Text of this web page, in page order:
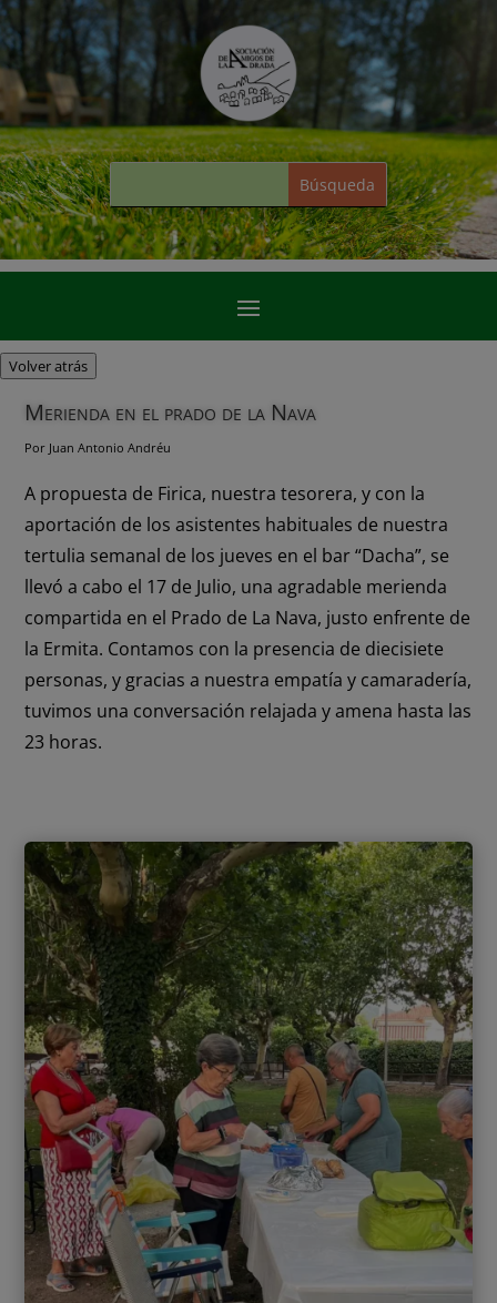
Volver atrás
Merienda en el prado de la Nava
Por Juan Antonio Andréu
A propuesta de Firica, nuestra tesorera, y con la
aportación de los asistentes habituales de nuestra
tertulia semanal de los jueves en el bar “Dacha”, se
llevó a cabo el 17 de Julio, una agradable merienda
compartida en el Prado de La Nava, justo enfrente de
la Ermita. Contamos con la presencia de diecisiete
personas, y gracias a nuestra empatía y camaradería,
tuvimos una conversación relajada y amena hasta las
23 horas.